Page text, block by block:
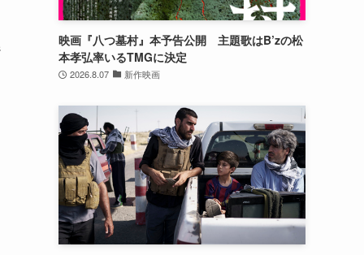
映画『八つ墓村』本予告公開 主題歌はB’zの松
本孝弘率いるTMGに決定
2026.8.07 新作映画